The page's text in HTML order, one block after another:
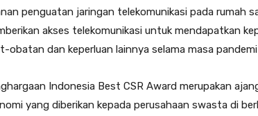
penguatan jaringan telekomunikasi pada rumah
akses telekomunikasi untuk mendapatkan
obatan dan keperluan lainnya selama masa
Indonesia Best CSR Award merupakan
yang diberikan kepada perusahaan swasta di